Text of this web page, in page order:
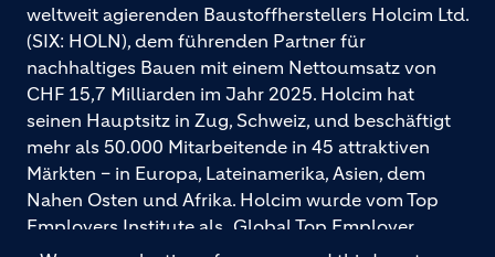
weltweit agierenden Baustoffherstellers Holcim Ltd.
(SIX: HOLN), dem führenden Partner für
nachhaltiges Bauen mit einem Nettoumsatz von
CHF 15,7 Milliarden im Jahr 2025. Holcim hat
seinen Hauptsitz in Zug, Schweiz, und beschäftigt
mehr als 50.000 Mitarbeitende in 45 attraktiven
Märkten – in Europa, Lateinamerika, Asien, dem
Nahen Osten und Afrika. Holcim wurde vom Top
Employers Institute als „Global Top Employer
2026“ ausgezeichnet. Holcim bietet hochwertige